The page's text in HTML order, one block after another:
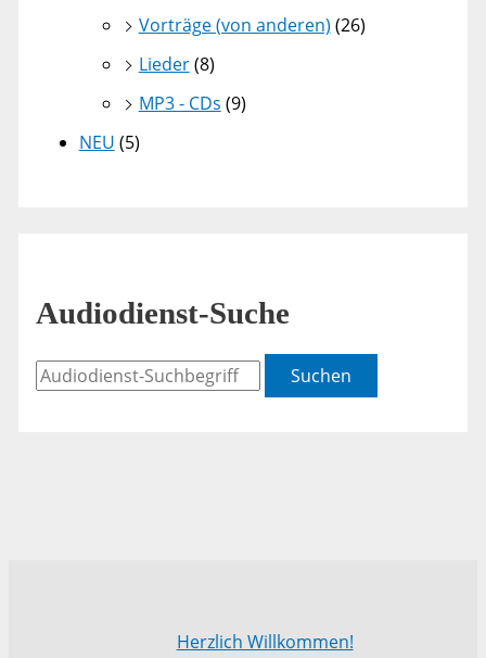
Vorträge (von anderen) (26)
Lieder(8)
MP3 - CDs (9)
NEU (5)
Audiodienst-Suche
Suchen
Herzlich Willkommen!